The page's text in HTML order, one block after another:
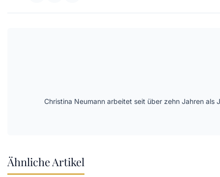
Christina Neumann arbeitet seit über zehn Jahren als
Ähnliche Artikel